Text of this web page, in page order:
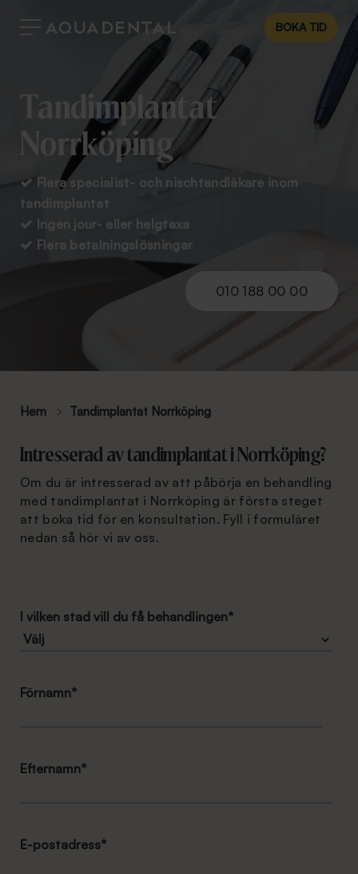
BOKA TID
Tandimplantat
Norrköping

Flera specialist- och nischtandläkare inom
tandimplantat
 Ingen jour- eller helgtaxa
 Flera betalningslösningar
010 188 00 00
Hem Tandimplantat Norrköping
Intresserad av tandimplantat i Norrköping?
Om du är intresserad av att påbörja en behandling
med tandimplantat i Norrköping är första steget
att boka tid för en konsultation. Fyll i formuläret
nedan så hör vi av oss.
I vilken stad vill du få behandlingen*
Förnamn*
Efternamn*
E-postadress*